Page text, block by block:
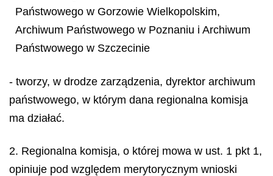
Państwowego w Gorzowie Wielkopolskim,
Archiwum Państwowego w Poznaniu i Archiwum
Państwowego w Szczecinie
- tworzy, w drodze zarządzenia, dyrektor archiwum
państwowego, w którym dana regionalna komisja
ma działać.
2. Regionalna komisja, o której mowa w ust. 1 pkt 1,
opiniuje pod względem merytorycznym wnioski